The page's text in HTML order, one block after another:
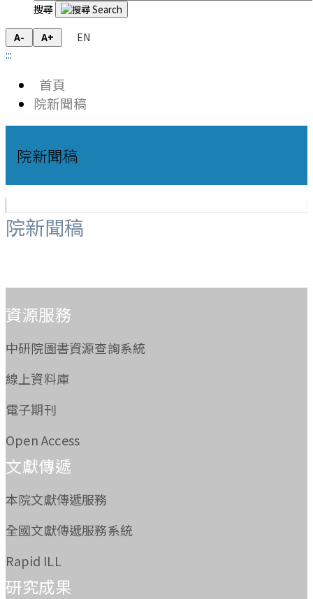
搜尋
A- A+
EN
:::
首頁
院新聞稿
院新聞稿
院新聞稿
資源服務
中研院圖書資源查詢系統
線上資料庫
電子期刊
Open Access
文獻傳遞
本院文獻傳遞服務
全國文獻傳遞服務系統
Rapid ILL
研究成果